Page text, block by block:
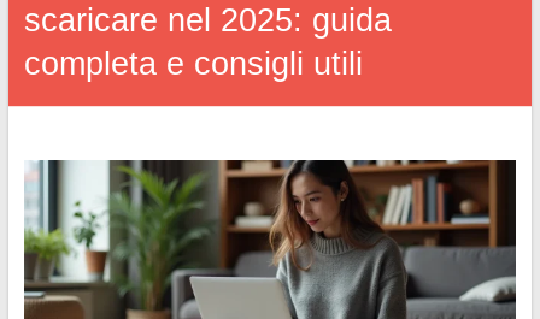
scaricare nel 2025: guida
completa e consigli utili